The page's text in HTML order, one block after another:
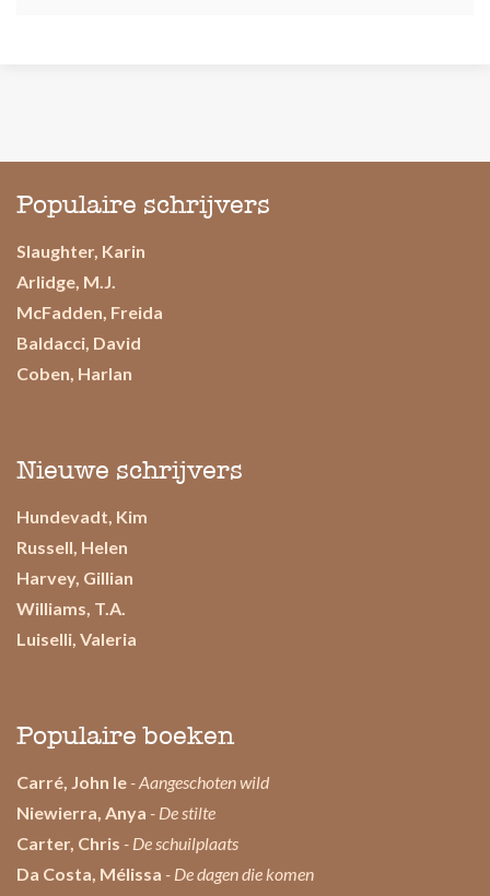
Populaire schrijvers
Slaughter, Karin
Arlidge, M.J.
McFadden, Freida
Baldacci, David
Coben, Harlan
Nieuwe schrijvers
Hundevadt, Kim
Russell, Helen
Harvey, Gillian
Williams, T.A.
Luiselli, Valeria
Populaire boeken
Carré, John le - Aangeschoten wild
Niewierra, Anya - De stilte
Carter, Chris - De schuilplaats
Da Costa, Mélissa - De dagen die komen